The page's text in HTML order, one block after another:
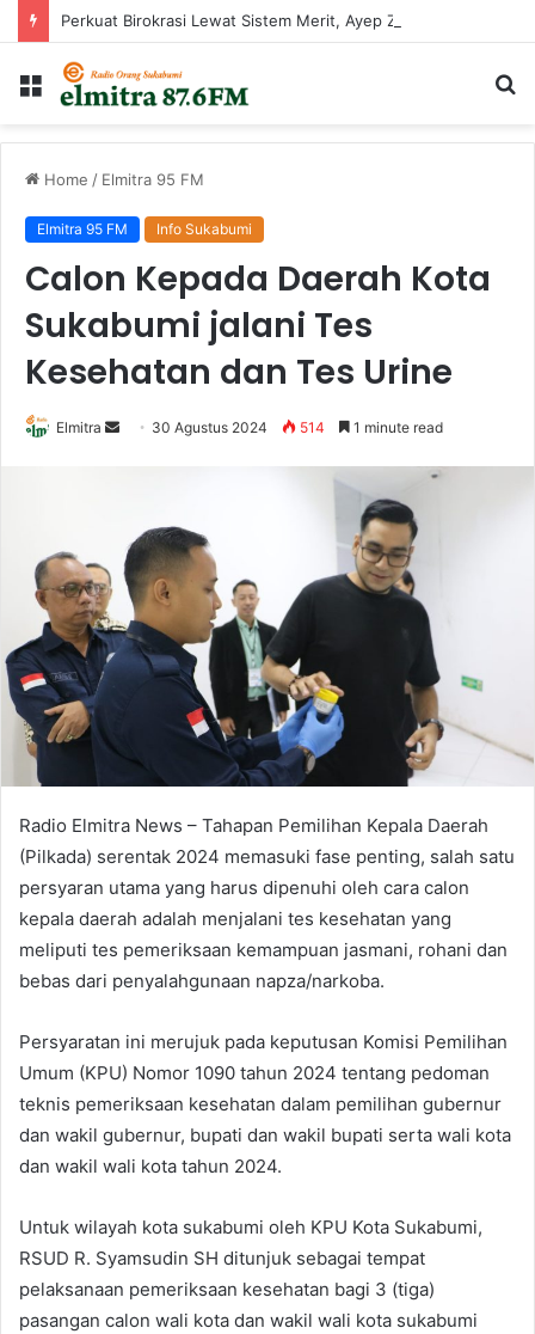
Menu
Home / Elmitra 95 FM
Elmitra 95 FM Info Sukabumi
Calon Kepada Daerah Kota
Sukabumi jalani Tes
Kesehatan dan Tes Urine
Elmitra
Send 30 Agustus 2024 514 1 minute read
Radio Elmitra News – Tahapan Pemilihan Kepala Daerah
(Pilkada) serentak 2024 memasuki fase penting, salah satu
persyaran utama yang harus dipenuhi oleh cara calon
kepala daerah adalah menjalani tes kesehatan yang
meliputi tes pemeriksaan kemampuan jasmani, rohani dan
bebas dari penyalahgunaan napza/narkoba.
Persyaratan ini merujuk pada keputusan Komisi Pemilihan
Umum (KPU) Nomor 1090 tahun 2024 tentang pedoman
teknis pemeriksaan kesehatan dalam pemilihan gubernur
dan wakil gubernur, bupati dan wakil bupati serta wali kota
dan wakil wali kota tahun 2024.
Untuk wilayah kota sukabumi oleh KPU Kota Sukabumi,
RSUD R. Syamsudin SH ditunjuk sebagai tempat
pelaksanaan pemeriksaan kesehatan bagi 3 (tiga)
pasangan calon wali kota dan wakil wali kota sukabumi